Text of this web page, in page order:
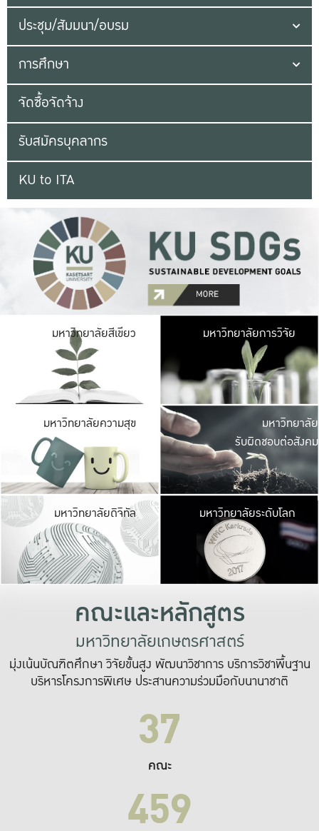
ประชุม/สัมมนา/อบรม
การศึกษา
จัดซื้อจัดจ้าง
รับสมัครบุคลากร
KU to ITA
มหาวิทยาลัยสีเขียว มหาวิ
มีพื้นที่เขียวสดใส
เป็นป่าในเมือง เกษต
มหาวิทยาลัยการวิจัย
มหาวิทยาลัยความสุข มหาวิ
ค
เปิดประ
และพบเรื่องราวใ
มหาวิทยาลัย
รับผิดชอบต่อสังคม
มหาวิทยาลัยดิจิทัล มหาวิ
เปลี่ยนแปลง แล
เพื่อทำง
ระบบสารสนเทศ
มหาวิทยาลัยระดับโลก
คณะและหลักสูตร
มหาวิทยาลัยเกษตรศาสตร์
มุ่งเน้นบัณฑิตศึกษา วิจัยขั้นสูง พัฒนาวิชาการ บริการวิชาพื้นฐาน
บริหารโครงการพิเศษ ประสานความร่วมมือกับนานาชาติ
37
คณะ
459